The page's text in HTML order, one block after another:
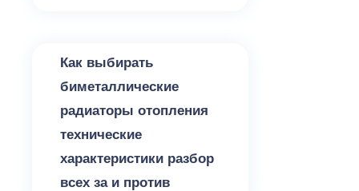
Как выбирать
биметаллические
радиаторы отопления
технические
характеристики разбор
всех за и против